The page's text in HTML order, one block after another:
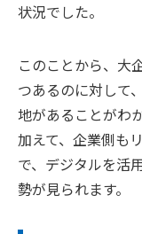
状況でした。
このことから、大
つあるのに対して
地があることがわ
加えて、企業側も
で、デジタルを活
勢が見られます。